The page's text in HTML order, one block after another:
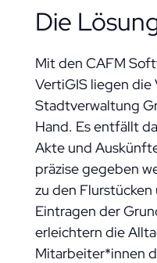
Die
Mit den CAFM
VertiGIS liegen
Stadtverwaltung
Hand. Es entfällt
Akte und
präzise gegeben
zu den
Eintragen der
erleichtern die
Mitarbeiter*innen